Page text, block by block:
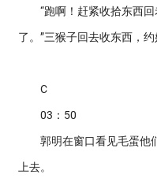
“跑啊！赶紧收拾东西回
了。”三猴子回去收东西，约
C
03：50
郭明在窗口看见毛蛋他们
上去。